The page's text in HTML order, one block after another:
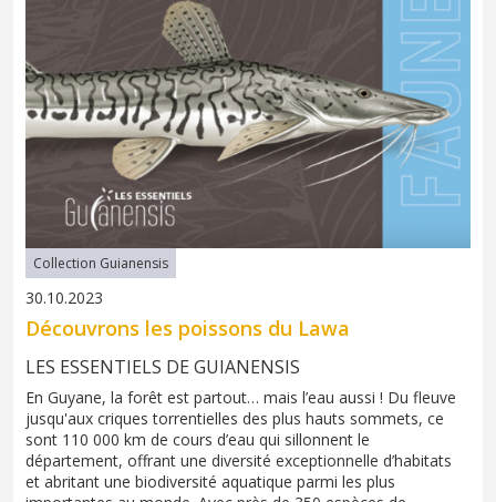
Collection Guianensis
30.10.2023
Découvrons les poissons du Lawa
LES ESSENTIELS DE GUIANENSIS
En Guyane, la forêt est partout… mais l’eau aussi ! Du fleuve
jusqu'aux criques torrentielles des plus hauts sommets, ce
sont 110 000 km de cours d’eau qui sillonnent le
département, offrant une diversité exceptionnelle d’habitats
et abritant une biodiversité aquatique parmi les plus